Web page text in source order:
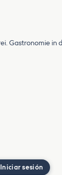
Gastronomie in
Iniciar sesión